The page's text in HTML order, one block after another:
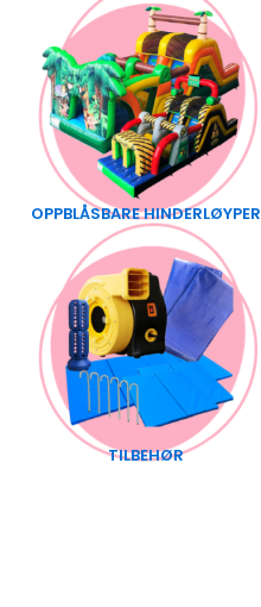
OPPBLÅSBARE HINDERLØYPER
TILBEHØR